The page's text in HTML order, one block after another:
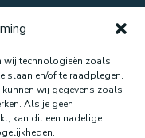
wij technologieën zoals
slaan en/of te raadplegen.
wij gegevens zoals
Als je geen
kan dit een nadelige